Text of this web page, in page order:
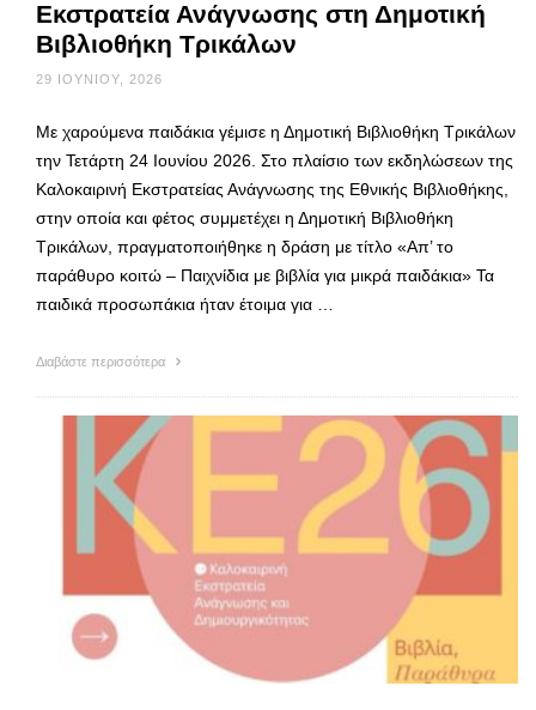
Εκστρατεία Ανάγνωσης στη Δημοτική
Βιβλιοθήκη Τρικάλων
29 ΙΟΥΝΊΟΥ, 2026
Με χαρούμενα παιδάκια γέμισε η Δημοτική Βιβλιοθήκη Τρικάλων
την Τετάρτη 24 Ιουνίου 2026. Στο πλαίσιο των εκδηλώσεων της
Καλοκαιρινή Εκστρατείας Ανάγνωσης της Εθνικής Βιβλιοθήκης,
στην οποία και φέτος συμμετέχει η Δημοτική Βιβλιοθήκη
Τρικάλων, πραγματοποιήθηκε η δράση με τίτλο «Απ’ το
παράθυρο κοιτώ – Παιχνίδια με βιβλία για μικρά παιδάκια» Τα
παιδικά προσωπάκια ήταν έτοιμα για …
Διαβάστε περισσότερα